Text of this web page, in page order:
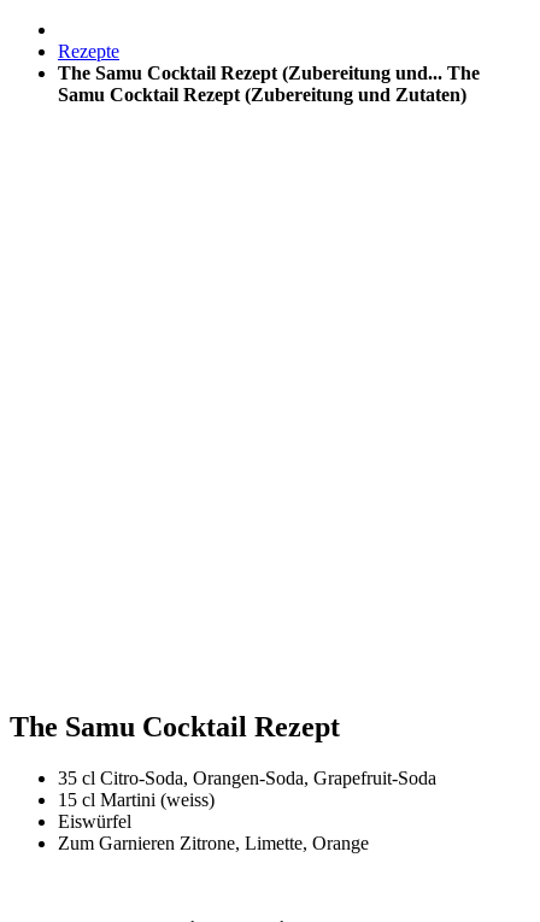
Rezepte
The Samu Cocktail Rezept (Zubereitung und... The
Samu Cocktail Rezept (Zubereitung und Zutaten)
The Samu Cocktail Rezept
35 cl Citro-Soda, Orangen-Soda, Grapefruit-Soda
15 cl Martini (weiss)
Eiswürfel
Zum Garnieren Zitrone, Limette, Orange